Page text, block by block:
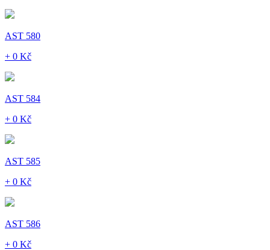
AST 580
+ 0 Kč
AST 584
+ 0 Kč
AST 585
+ 0 Kč
AST 586
+ 0 Kč